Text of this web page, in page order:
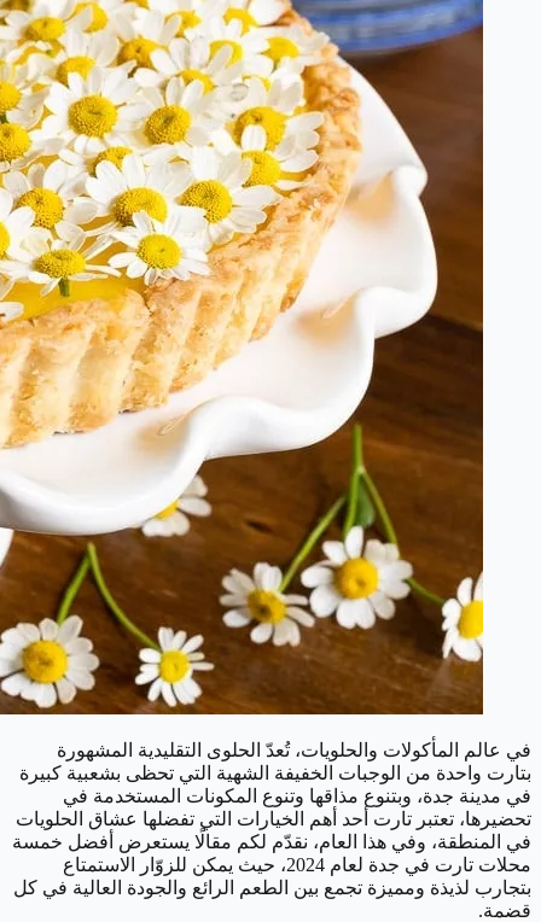
في عالم المأكولات والحلويات، تُعدّ الحلوى التقليدية المشهورة
بتارت واحدة من الوجبات الخفيفة الشهية التي تحظى بشعبية كبيرة
في مدينة جدة، وبتنوع مذاقها وتنوع المكونات المستخدمة في
تحضيرها، تعتبر تارت أحد أهم الخيارات التي تفضلها عشاق الحلويات
في المنطقة، وفي هذا العام، نقدّم لكم مقالًا يستعرض أفضل خمسة
محلات تارت في جدة لعام 2024، حيث يمكن للزوّار الاستمتاع
بتجارب لذيذة ومميزة تجمع بين الطعم الرائع والجودة العالية في كل
قضمة.